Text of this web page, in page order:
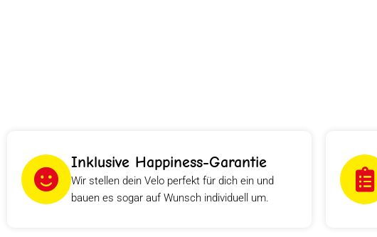
Inklusive Happiness-Garantie
Wir stellen dein Velo perfekt für dich ein und
bauen es sogar auf Wunsch individuell um.